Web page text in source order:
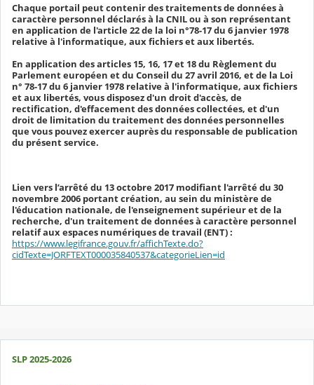
Chaque portail peut contenir des traitements de données à
caractère personnel déclarés à la CNIL ou à son représentant
en application de l'article 22 de la loi n°78-17 du 6 janvier 1978
relative à l'informatique, aux fichiers et aux libertés.
En application des articles 15, 16, 17 et 18 du Règlement du
Parlement européen et du Conseil du 27 avril 2016, et de la Loi
n° 78-17 du 6 janvier 1978 relative à l'informatique, aux fichiers
et aux libertés, vous disposez d'un droit d'accès, de
rectification, d'effacement des données collectées, et d'un
droit de limitation du traitement des données personnelles
que vous pouvez exercer auprès du responsable de publication
du présent service.
Lien vers l’arrêté du 13 octobre 2017 modifiant l'arrêté du 30
novembre 2006 portant création, au sein du ministère de
l'éducation nationale, de l'enseignement supérieur et de la
recherche, d'un traitement de données à caractère personnel
relatif aux espaces numériques de travail (ENT) :
https://www.legifrance.gouv.fr/affichTexte.do?
cidTexte=JORFTEXT000035840537&categorieLien=id
SLP 2025-2026